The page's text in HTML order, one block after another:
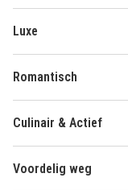
Luxe
Romantisch
Culinair & Actief
Voordelig weg